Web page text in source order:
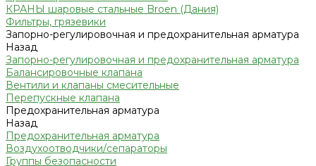
КРАНЫ шаровые стальные Broen (Дания)
Фильтры, грязевики
Запорно-регулировочная и предохранительная арматура
Назад
Запорно-регулировочная и предохранительная арматура
Балансировочные клапана
Вентили и клапаны смесительные
Перепускные клапана
Предохранительная арматура
Назад
Предохранительная арматура
Воздухоотводчики/сепараторы
Группы безопасности